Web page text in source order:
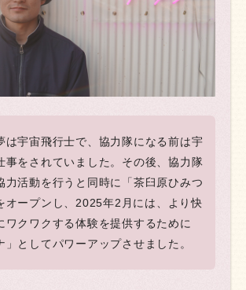
は宇宙飛行士で、協力隊になる前は宇
事をされていました。その後、協力隊
力活動を行うと同時に「茶臼原ひみつ
オープンし、2025年2月には、より快
ワクワクする体験を提供するために
」としてパワーアップさせました。